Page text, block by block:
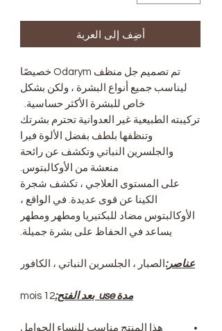
أضِف إلى العربة
تم تصميم جل منظف Odarym خصيصًا
ليناسب جميع أنواع البشرة ، ولكن بشكل
خاص للبشرة الأكثر حساسية.
تركيبته الطبيعية غير العدوانية تحترم بشرتك
وتنظفها بلطف بفضل الألوة فيرا
والجلسرين النباتي وتكشف عن رائحة
منعشة من الأوكالبتوس.
على المستوى العلاجي ، تكشف شجرة
الكينا عن قوى عديدة. في الواقع ،
الأوكالبتوس مضاد للبكتيريا ومطهر ومطهر
يساعد في الحفاظ على بشرة جميلة.
عناصر: الصبار ، الجلسرين النباتي ، الكافور
مدة use بعد الفتح: 12 mois
هذا المنتج مناسب للنساء الحوامل